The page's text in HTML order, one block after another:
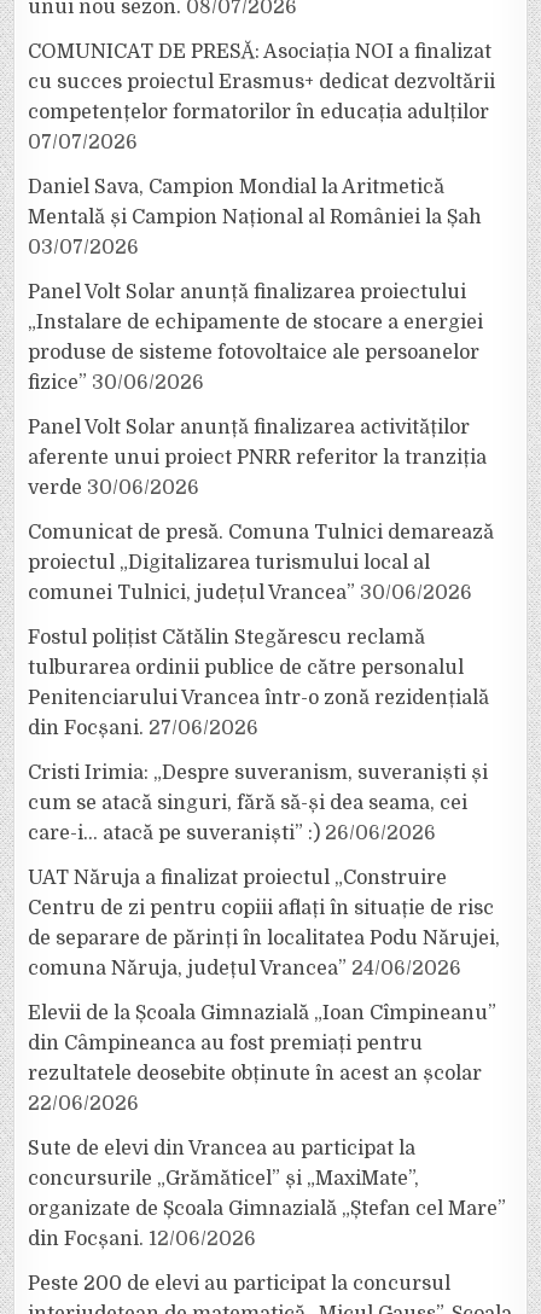
unui nou sezon. 08/07/2026
COMUNICAT DE PRESĂ: Asociația NOI a finalizat
cu succes proiectul Erasmus+ dedicat dezvoltării
competențelor formatorilor în educația adulților
07/07/2026
Daniel Sava, Campion Mondial la Aritmetică
Mentală și Campion Național al României la Șah
03/07/2026
Panel Volt Solar anunță finalizarea proiectului
„Instalare de echipamente de stocare a energiei
produse de sisteme fotovoltaice ale persoanelor
fizice” 30/06/2026
Panel Volt Solar anunță finalizarea activităților
aferente unui proiect PNRR referitor la tranziția
verde 30/06/2026
Comunicat de presă. Comuna Tulnici demarează
proiectul „Digitalizarea turismului local al
comunei Tulnici, județul Vrancea” 30/06/2026
Fostul polițist Cătălin Stegărescu reclamă
tulburarea ordinii publice de către personalul
Penitenciarului Vrancea într-o zonă rezidențială
din Focșani. 27/06/2026
Cristi Irimia: „Despre suveranism, suveraniști și
cum se atacă singuri, fără să-și dea seama, cei
care-i… atacă pe suveraniști” :) 26/06/2026
UAT Năruja a finalizat proiectul „Construire
Centru de zi pentru copiii aflați în situație de risc
de separare de părinți în localitatea Podu Nărujei,
comuna Năruja, județul Vrancea” 24/06/2026
Elevii de la Școala Gimnazială „Ioan Cîmpineanu”
din Câmpineanca au fost premiați pentru
rezultatele deosebite obținute în acest an școlar
22/06/2026
Sute de elevi din Vrancea au participat la
concursurile „Grămăticel” și „MaxiMate”,
organizate de Școala Gimnazială „Ștefan cel Mare”
din Focșani. 12/06/2026
Peste 200 de elevi au participat la concursul